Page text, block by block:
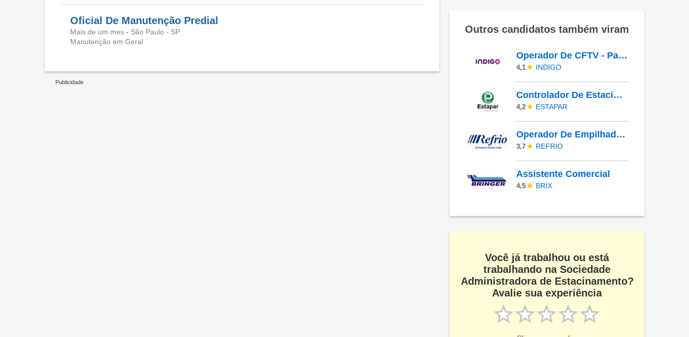
Oficial De Manutenção Predial
Mais de um mes - São Paulo - SP
Manutenção em Geral
Outros candidatos também viram
Operador De CFTV - Parque Ibirapuera
4,1 INDIGO
Controlador De Estacionamento - Macaé - RJ
4,2 ESTAPAR
Operador De Empilhadeira Elétrica
3,7 REFRIO
Assistente Comercial
4,5 BRIX
Você já trabalhou ou está
trabalhando na Sociedade
Administradora de Estacinamento?
Avalie sua experiência